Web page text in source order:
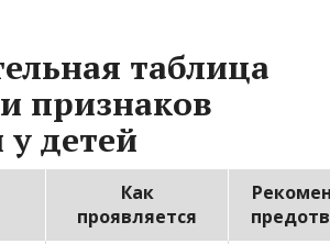
таблица
признаков
детей
Как
проявляется